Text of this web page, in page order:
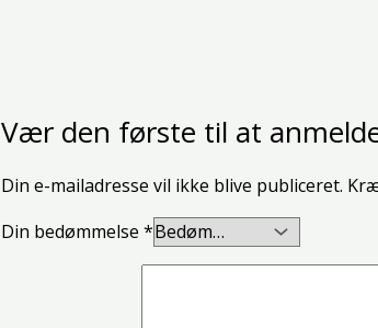
Vær den første til at
Din e-mailadresse vil ikke blive publiceret.
Din bedømmelse *